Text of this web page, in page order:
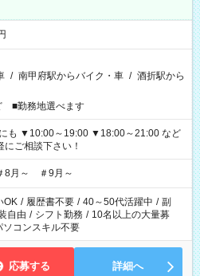
/ 南甲府駅からバイク・車 / 酒折駅から
■勤務地選べます
ご相談下さい！
8月～ ＃9月～
OK / 履歴書不要 / 40～50代活躍中 / 副
自由 / シフト勤務 / 10名以上の大量募
ソコンスキル不要
応募する 詳細へ